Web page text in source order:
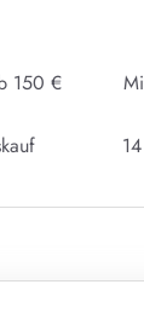
150 €